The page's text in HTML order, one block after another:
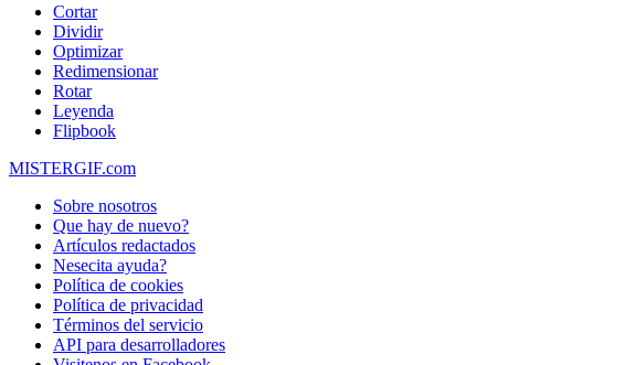
Cortar
Dividir
Optimizar
Redimensionar
Rotar
Leyenda
Flipbook
MISTERGIF.com
Sobre nosotros
Que hay de nuevo?
Artículos redactados
Nesecita ayuda?
Política de cookies
Política de privacidad
Términos del servicio
API para desarrolladores